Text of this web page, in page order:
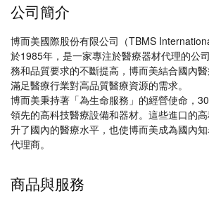
公司簡介
博而美國際股份有限公司（TBMS
於1985年，是一家專注於醫療器材代理的公
務和品質要求的不斷提高，博而美結合國內
滿足醫療行業對高品質醫療資源的需求。
博而美秉持著「為生命服務」的經營使命，
領先的高科技醫療設備和器材。這些進口的
升了國內的醫療水平，也使博而美成為國內
代理商。
商品與服務